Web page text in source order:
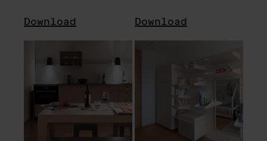
Download Download